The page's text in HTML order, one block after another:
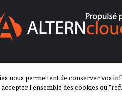
nous permettent de conserver vos
l'ensemble des cookies ou